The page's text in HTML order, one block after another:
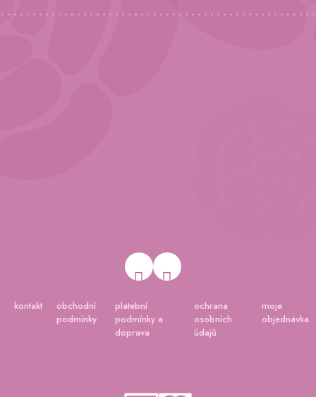
kontakt
obchodní
podmínky
platební
podmínky a
doprava
ochrana
osobních
údajů
moje
objednávka